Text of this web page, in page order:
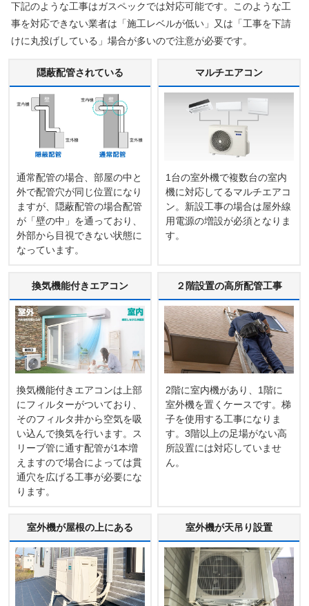
下記のような工事はガスペックでは対応可能です。このような工
事を対応できない業者は「施工レベルが低い」又は「工事を下請
けに丸投げしている」場合が多いので注意が必要です。
隠蔽配管されている
通常配管の場合、部屋の中と
外で配管穴が同じ位置になり
ますが、隠蔽配管の場合配管
が「壁の中」を通っており、
外部から目視できない状態に
なっています。
マルチエアコン
1台の室外機で複数台の室内
機に対応してるマルチエアコ
ン。新設工事の場合は屋外線
用電源の増設が必須となりま
す。
換気機能付きエアコン
換気機能付きエアコンは上部
にフィルターがついており、
そのフィルタ井から空気を吸
い込んで換気を行います。ス
リーブ管に通す配管が1本増
えますので場合によっては貫
通穴を広げる工事が必要にな
ります。
２階設置の高所配管工事
2階に室内機があり、1階に
室外機を置くケースです。梯
子を使用する工事になりま
す。3階以上の足場がない高
所設置には対応していませ
ん。
室外機が屋根の上にある 室外機が天吊り設置